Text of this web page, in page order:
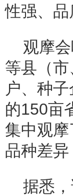
性强、
观摩
等县（
户、种
的150亩
集中观
品种差
据悉